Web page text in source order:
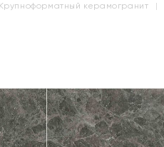
крупноформатный керамогранит |